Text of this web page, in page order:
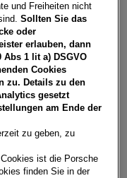
(59 kW)
und Freiheiten nicht
Sollten Sie das
oder
erlauben, dann
1 lit a) DSGVO
Cookies
zu. Details zu den
gesetzt
am Ende der
zu geben, zu
ist die Porsche
finden Sie in der